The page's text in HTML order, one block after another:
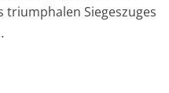
triumphalen Siegeszuges